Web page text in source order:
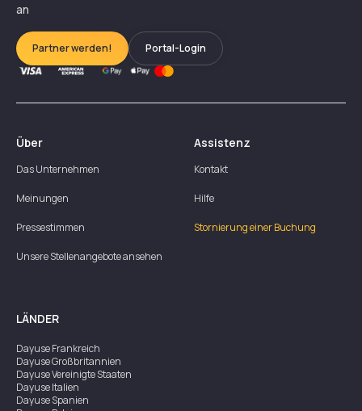
an
Partner werden! Portal-Login
Über
Das Unternehmen
Meinungen
Pressestimmen
Unsere Stellenangebote ansehen
Assistenz
Kontakt
Hilfe
Stornierung einer Buchung
LÄNDER
DayuseFrankreich
DayuseGroßbritannien
DayuseVereinigte Staaten
DayuseItalien
DayuseSpanien